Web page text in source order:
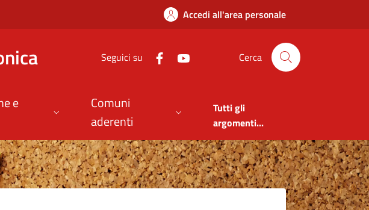
dei Comuni dell'Alta
Accedi all'area personale
Seguici su Cerca
e
Comuni
aderenti
Tutti gli
argomenti...